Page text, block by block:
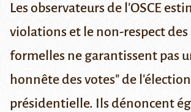
Les observateurs de l'OSCE
violations et le non-respect des
formelles ne garantissent pas
honnête des votes" de l'élection
présidentielle. Ils dénoncent